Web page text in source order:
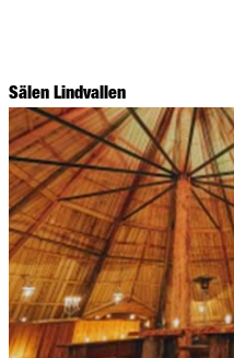
Sälen Lindvallen